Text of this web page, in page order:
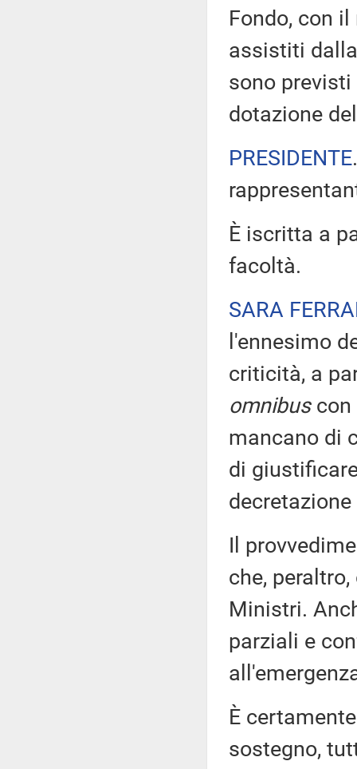
Fondo, con
assistiti
sono
dotazione
PRESIDENTE
È iscritta a
facoltà.
SARA
l'ennesimo
criticità, a
omnibuscon
mancano di
di
Il
che,
Ministri.
parziali e
È
sostegno,